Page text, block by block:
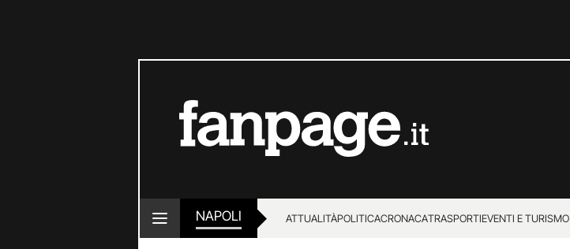
NAPOLI ATTUALITÀPOLITICACRONACATRASPORTIEVENTI E TURISMO